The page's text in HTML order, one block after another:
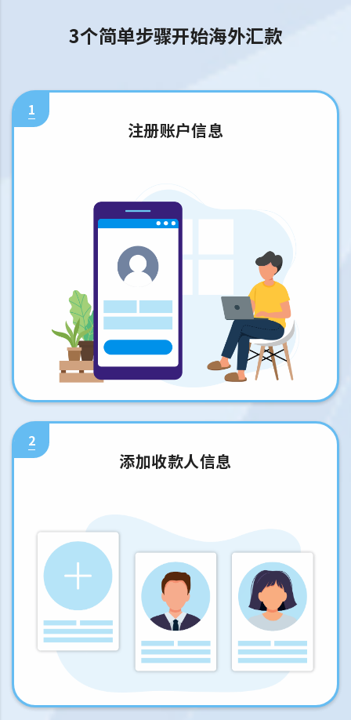
3个简单步骤开始海外汇款
1
注册账户信息
2
添加收款人信息